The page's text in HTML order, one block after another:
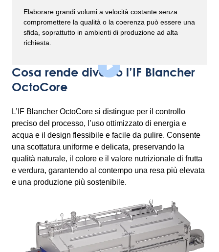
Elaborare grandi volumi a velocità costante senza
compromettere la qualità o la coerenza può essere una
sfida, soprattutto in ambienti di produzione ad alta
richiesta.
Cosa rende diverso l’IF Blancher
OctoCore
L’IF Blancher OctoCore si distingue per il controllo
preciso del processo, l’uso ottimizzato di energia e
acqua e il design flessibile e facile da pulire. Consente
una scottatura uniforme e delicata, preservando la
qualità naturale, il colore e il valore nutrizionale di frutta
e verdura, garantendo al contempo una resa più elevata
e una produzione più sostenibile.